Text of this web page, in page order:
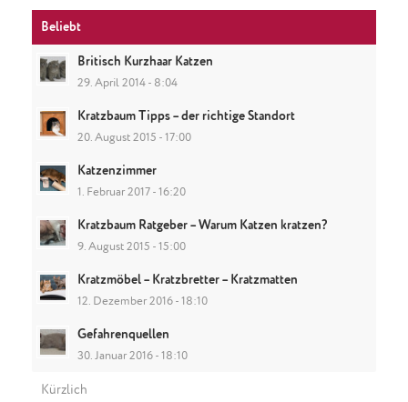
Beliebt
Britisch Kurzhaar Katzen
29. April 2014 - 8:04
Kratzbaum Tipps – der richtige Standort
20. August 2015 - 17:00
Katzenzimmer
1. Februar 2017 - 16:20
Kratzbaum Ratgeber – Warum Katzen kratzen?
9. August 2015 - 15:00
Kratzmöbel – Kratzbretter – Kratzmatten
12. Dezember 2016 - 18:10
Gefahrenquellen
30. Januar 2016 - 18:10
Kürzlich